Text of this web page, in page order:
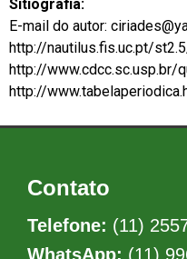
Sitiografia:
E-mail do autor:
http://nautilus.fis.uc.pt/
http://www.cdcc.sc.usp.br/
http://
Contato
Telefone: (11)
WhatsApp: (11)